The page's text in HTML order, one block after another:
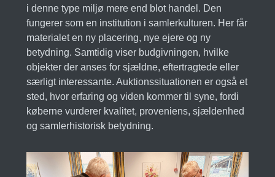
i denne type miljø mere end blot handel. Den
fungerer som en institution i samlerkulturen. Her får
materialet en ny placering, nye ejere og ny
betydning. Samtidig viser budgivningen, hvilke
objekter der anses for sjældne, eftertragtede eller
særligt interessante. Auktionssituationen er også et
sted, hvor erfaring og viden kommer til syne, fordi
køberne vurderer kvalitet, proveniens, sjældenhed
og samlerhistorisk betydning.